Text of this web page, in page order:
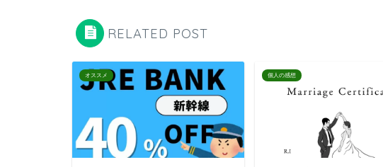
RELATED POST
オススメ 個人の感想